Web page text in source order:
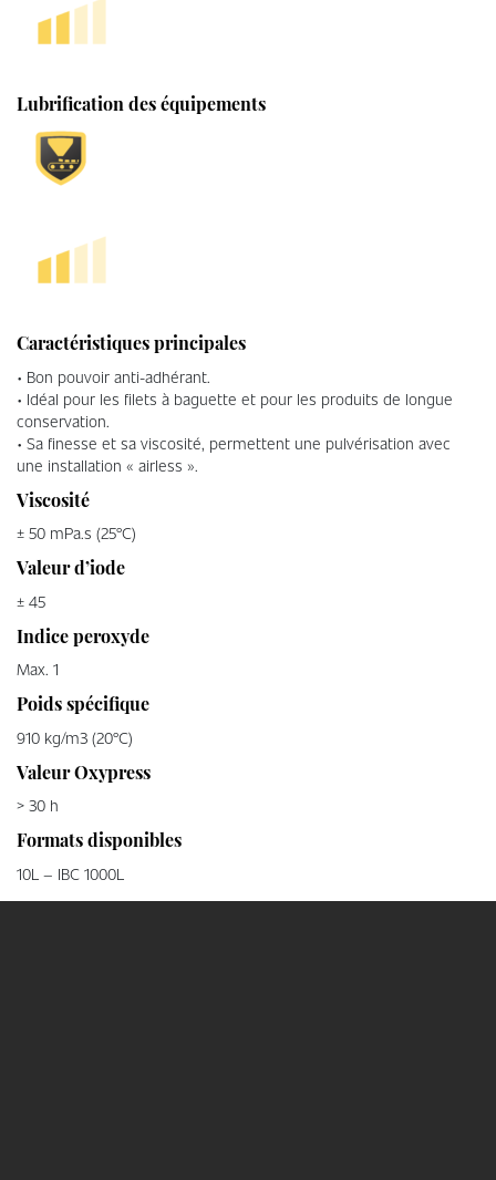
Lubrification des équipements
Caractéristiques principales
• Bon pouvoir anti-adhérant.
• Idéal pour les filets à baguette et pour les produits de longue
conservation.
• Sa finesse et sa viscosité, permettent une pulvérisation avec
une installation « airless ».
Viscosité
± 50 mPa.s (25°C)
Valeur d’iode
± 45
Indice peroxyde
Max. 1
Poids spécifique
910 kg/m3 (20°C)
Valeur Oxypress
> 30 h
Formats disponibles
10L – IBC 1000L